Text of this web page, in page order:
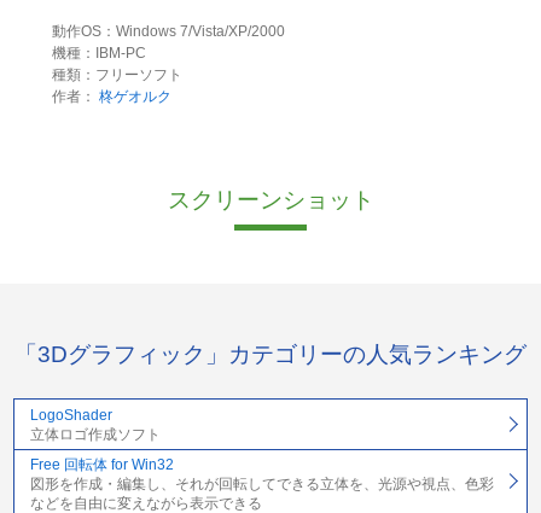
動作OS：Windows 7/Vista/XP/2000
機種：IBM-PC
種類：フリーソフト
作者： 柊ゲオルク
スクリーンショット
「3Dグラフィック」カテゴリーの人気ランキング
LogoShader
立体ロゴ作成ソフト
Free 回転体 for Win32
図形を作成・編集し、それが回転してできる立体を、光源や視点、色彩
などを自由に変えながら表示できる